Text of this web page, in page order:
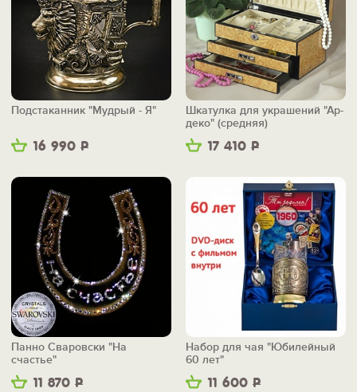
16 990 Р
Подстаканник "Мудрый - Я"
17 410 Р
Шкатулка для украшений "Ар-
деко" (средняя)
11 870 Р
Панно Сваровски "На
счастье"
11 600 Р
Набор для чая "Юбилейный
60 лет"